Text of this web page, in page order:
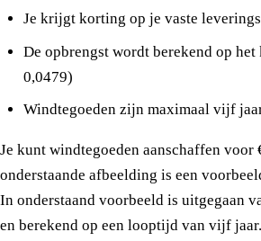
Je krijgt korting op je vaste
De opbrengst wordt berekend op
0,0479)
Windtegoeden zijn maximaal vijf
Je kunt windtegoeden aanschaffen voor
onderstaande afbeelding is een
In onderstaand voorbeeld is uitgegaan
en berekend op een looptijd van vijf